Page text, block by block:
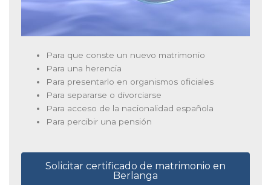
Para que conste un nuevo matrimonio
Para una herencia
Para presentarlo en organismos oficiales
Para separarse o divorciarse
Para acceso de la nacionalidad española
Para percibir una pensión
Solicitar certificado de matrimonio en
Berlanga